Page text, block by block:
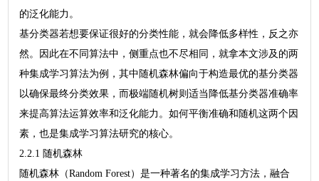
的泛化能力。
基分类器若想要保证很好的分类性能，就会降低多样性，反之亦
然。因此在不同算法中，侧重点也不尽相同，就拿本文涉及的两
种集成学习算法为例，其中随机森林偏向于构造最优的基分类器
以确保最终分类效果，而极端随机树则适当降低基分类器准确率
来提高算法运算效率和泛化能力。如何平衡准确和随机这两个因
素，也是集成学习算法研究的核心。
2.2.1 随机森林
随机森林（Random Forest）是一种著名的集成学习方法，融合